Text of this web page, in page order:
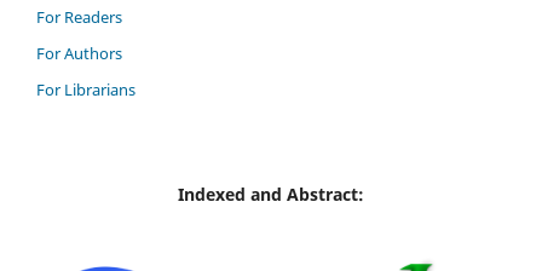
For Readers
For Authors
For Librarians
Indexed and Abstract: